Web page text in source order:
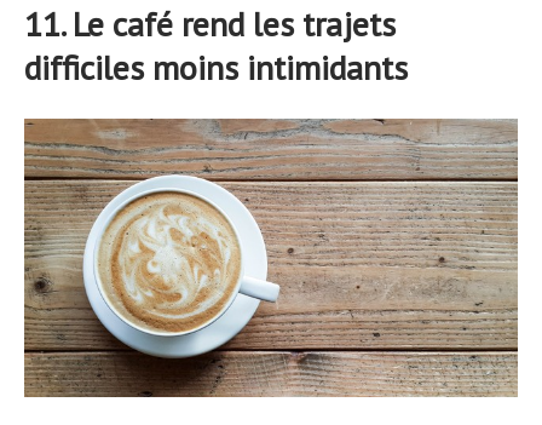
11. Le café rend les trajets
difficiles moins intimidants